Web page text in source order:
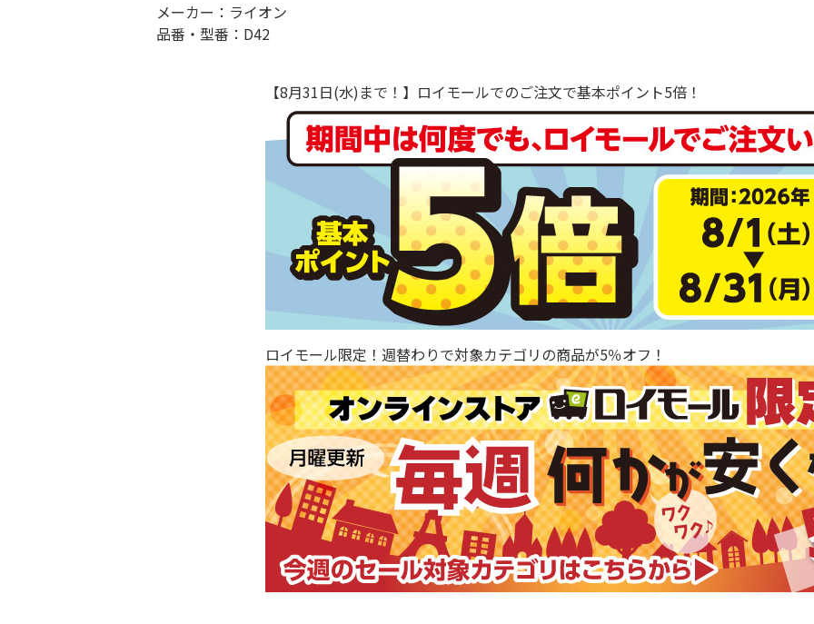
メーカー：ライオン
品番・型番：D42
【8月31日(水)まで！】ロイモールでのご注文で基本ポイント5倍！
ロイモール限定！週替わりで対象カテゴリの商品が5％オフ！